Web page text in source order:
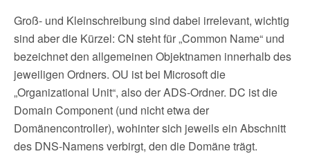
Groß- und Kleinschreibung sind dabei irrelevant, wichtig
sind aber die Kürzel: CN steht für „Common Name“ und
bezeichnet den allgemeinen Objektnamen innerhalb des
jeweiligen Ordners. OU ist bei Microsoft die
„Organizational Unit“, also der ADS-Ordner. DC ist die
Domain Component (und nicht etwa der
Domänencontroller), wohinter sich jeweils ein Abschnitt
des DNS-Namens verbirgt, den die Domäne trägt.